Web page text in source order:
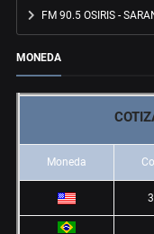
FM 90.5 OSIRIS -
MONEDA
Moneda